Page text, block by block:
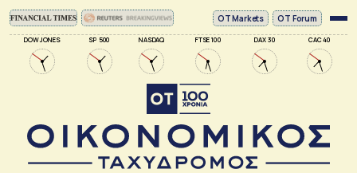
DOW JONES SP 500 NASDAQ FTSE 100 DAX 30 CAC 40
ΟΤ Markets OT Forum